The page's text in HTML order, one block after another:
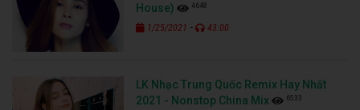
House)
4648
1/25/2021 - 43:00
LK Nhạc Trung Quốc Remix Hay Nhất
2021 - Nonstop China Mix
6533